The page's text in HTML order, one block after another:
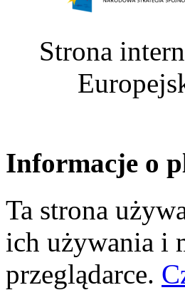
Strona
Informacje o
Ta strona
ich używania i
przeglądarce.